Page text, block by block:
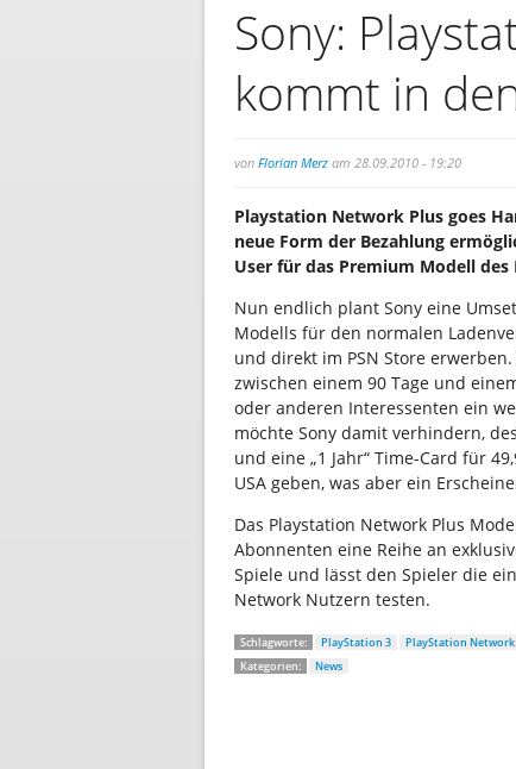
Sony:
kommt in
von Florian Merz am 28.09.2010 - 19:20
Playstation Network Plus goes
neue Form der Bezahlung
User für das Premium Modell
Nun endlich plant Sony eine
Modells für den normalen
und direkt im PSN Store
zwischen einem 90 Tage und
oder anderen Interessenten ein
möchte Sony damit verhindern,
und eine „1 Jahr“ Time-Card für
USA geben, was aber ein
Das Playstation Network Plus
Abonnenten eine Reihe an
Spiele und lässt den Spieler die
Network Nutzern testen.
Schlagworte: PlayStation 3 PlayStation Network
Kategorien:
News